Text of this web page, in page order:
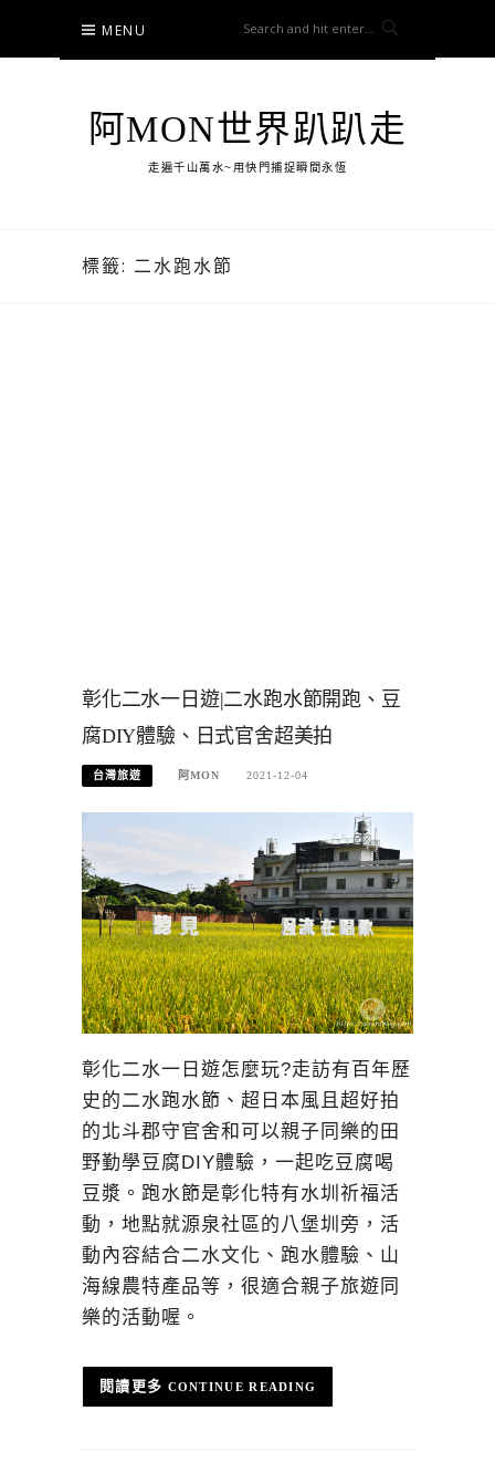
content
MENU
阿MON世界趴趴走
走遍千山萬水~用快門捕捉瞬間永恆
標籤: 二水跑水節
彰化二水一日遊|二水跑水節開跑、豆
腐DIY體驗、日式官舍超美拍
台灣旅遊 阿MON 2021-12-04
彰化二水一日遊怎麼玩?走訪有百年歷
史的二水跑水節、超日本風且超好拍
的北斗郡守官舍和可以親子同樂的田
野勤學豆腐DIY體驗，一起吃豆腐喝
豆漿。跑水節是彰化特有水圳祈福活
動，地點就源泉社區的八堡圳旁，活
動內容結合二水文化、跑水體驗、山
海線農特產品等，很適合親子旅遊同
樂的活動喔。
CONTINUE READING